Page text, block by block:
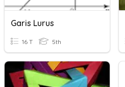
Garis Lurus
16 T 5th